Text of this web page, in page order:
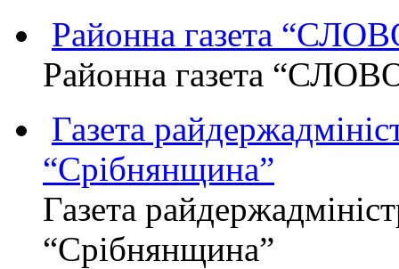
Районна газета
Районна газета
Газета
“Срібнянщина”
Газета
“Срібнянщина”